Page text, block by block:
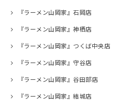
『ラーメン山岡家』石岡店
『ラーメン山岡家』神栖店
『ラーメン山岡家』つくば中央店
『ラーメン山岡家』守谷店
『ラーメン山岡家』谷田部店
『ラーメン山岡家』結城店